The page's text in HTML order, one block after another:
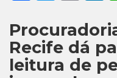
Recife dá
leitura de